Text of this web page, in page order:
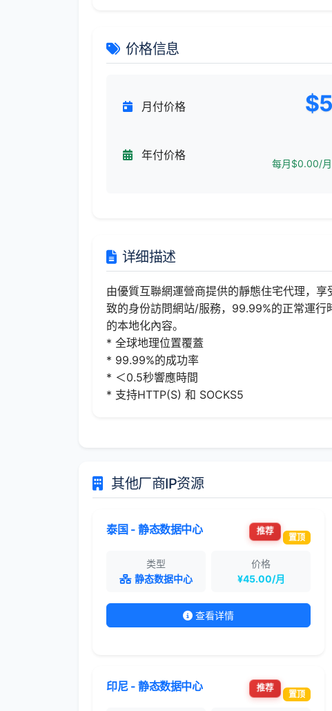
价格信息
月付价格
年付价格
每月$0.00/
详细描述
由優質互聯網運營商提供的靜態住宅代理，
致的身份訪問網站/服務，99.99%的正常運
的本地化內容。
* 全球地理位置覆蓋
* 99.99%的成功率
* ＜0.5秒響應時間
* 支持HTTP(S) 和 SOCKS5
其他厂商IP资源
泰国 - 静态数据中心 推荐
置顶
类型
静态数据中心
价格
¥45.00/月
查看详情
印尼 - 静态数据中心 推荐
置顶